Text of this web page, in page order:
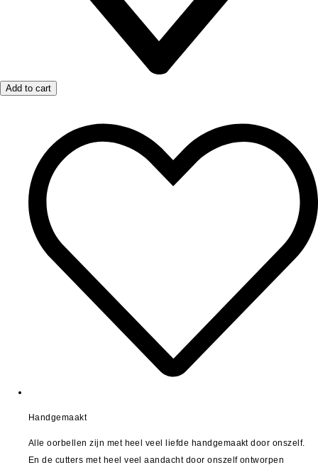
Add to cart
Handgemaakt
Alle oorbellen zijn met heel veel liefde handgemaakt door onszelf.
En de cutters met heel veel aandacht door onszelf ontworpen